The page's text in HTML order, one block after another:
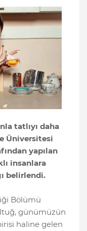
tatlıyı daha
Üniversitesi
yapılan
insanlara
belirlendi.
Bölümü
günümüzün
haline gelen